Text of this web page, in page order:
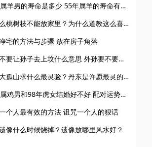
55年属羊男的寿命是多少 55年属羊的寿命有多大
为什么桃树枝不能放家里？为什么道教这么喜欢桃树？
宅的方法与步骤 放在房子角落
千万不要让孙子去上坟什么意思 外孙要不要上坟
丹东大孤山求什么最灵验？丹东是许愿最灵的地方
93年属鸡男和98年虎女结婚好不好 配对运势怎么样
个人最有效的方法 诅咒一个人的狠话
像什么时候烧掉？遗像放哪里风水好？